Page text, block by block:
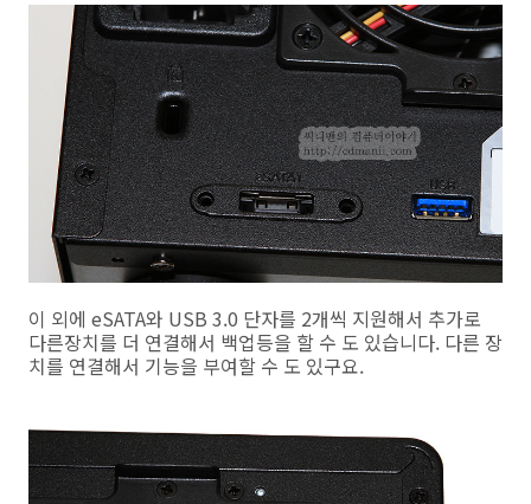
이 외에 eSATA와 USB 3.0 단자를 2개씩 지원해서 추가로
다른장치를 더 연결해서 백업등을 할 수 도 있습니다. 다른 장
치를 연결해서 기능을 부여할 수 도 있구요.